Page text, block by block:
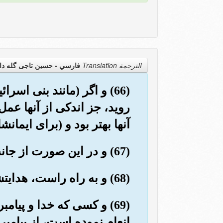
الترجمة Translation فارسي - حسین تاجی گله
(66) و اگر (مانند بنی
روید، جز اندکی از آنها
آنها بهتر بود و (برای
(67) و در این صورت از جانب خود پاداش بزرگی به آنها می دادیم.
(68) و به راه راست، هدایتشان می کردیم.
(69) و کسی که خدا و